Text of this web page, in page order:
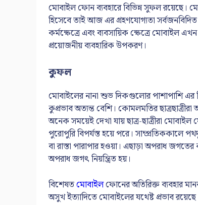
মোবাইল ফোন ব্যবহারে বিভিন্ন সুফল রয়েছে।
হিসেবে তাই আজ এর গ্রহণযোগ্যতা
কর্মক্ষেত্রে এবং ব্যবসায়িক ক্ষেত্রে মোবাইল
প্রয়োজনীয় ব্যবহারিক উপকরণ।
কুফল
মোবাইলের নানা শুভ দিকগুলোর পাশাপাশি
কুপ্রভাব অত্যন্ত বেশি। কোমলমতির
অনেক সময়েই দেখা যায় ছাত্র-ছাত্রীরা
পুরোপুরি বিপর্যস্ত হয়ে পরে। সাম্প্রতিককালে
বা রাস্তা পারাপার হওয়া। এছাড়া অপরাধ
অপরাধ জগৎ নিয়ন্ত্রিত হয়।
বিশেষতমোবাইলফোনের অতিরিক্ত ব্যবহার
অসুখ ইত্যাদিতে মোবাইলের যথেষ্ট প্রভাব